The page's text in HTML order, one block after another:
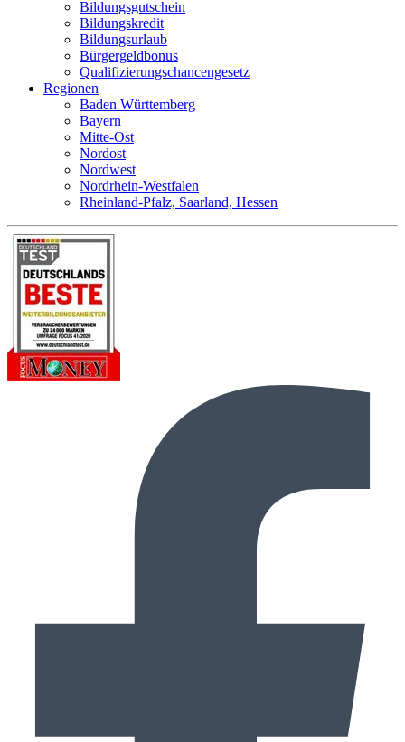
Bildungsgutschein
Bildungskredit
Bildungsurlaub
Bürgergeldbonus
Qualifizierungschancengesetz
Regionen
Baden Württemberg
Bayern
Mitte-Ost
Nordost
Nordwest
Nordrhein-Westfalen
Rheinland-Pfalz, Saarland, Hessen